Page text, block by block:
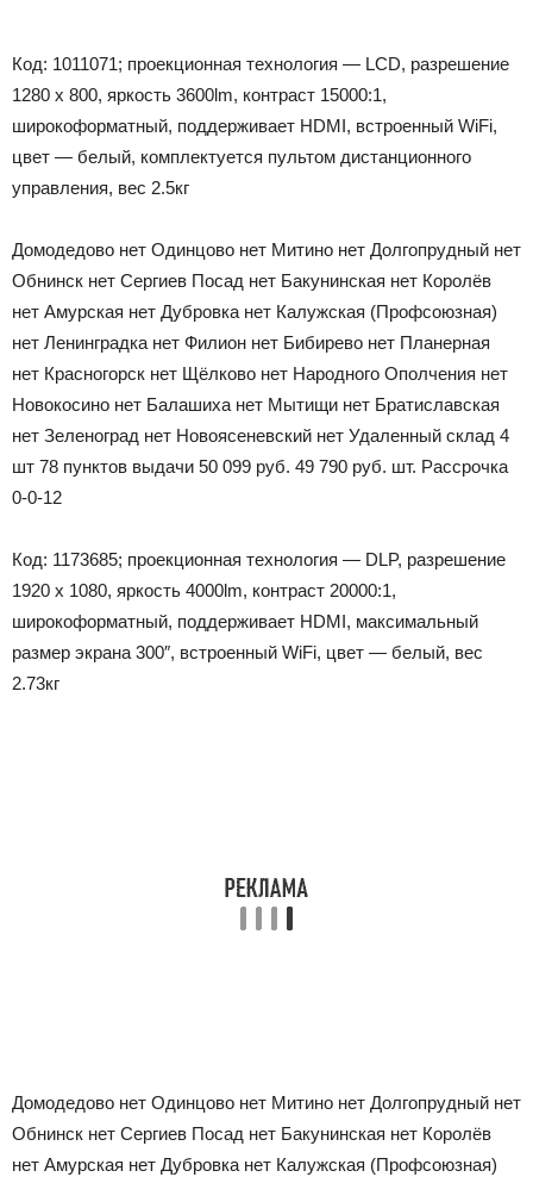
Код: 1011071; проекционная технология — LCD, разрешение
1280 x 800, яркость 3600lm, контраст 15000:1,
широкоформатный, поддерживает HDMI, встроенный WiFi,
цвет — белый, комплектуется пультом дистанционного
управления, вес 2.5кг
Домодедово нет Одинцово нет Митино нет Долгопрудный нет
Обнинск нет Сергиев Посад нет Бакунинская нет Королёв
нет Амурская нет Дубровка нет Калужская (Профсоюзная)
нет Ленинградка нет Филион нет Бибирево нет Планерная
нет Красногорск нет Щёлково нет Народного Ополчения нет
Новокосино нет Балашиха нет Мытищи нет Братиславская
нет Зеленоград нет Новоясеневский нет Удаленный склад 4
шт 78 пунктов выдачи 50 099 руб. 49 790 руб. шт. Рассрочка
0-0-12
Код: 1173685; проекционная технология — DLP, разрешение
1920 x 1080, яркость 4000lm, контраст 20000:1,
широкоформатный, поддерживает HDMI, максимальный
размер экрана 300″, встроенный WiFi, цвет — белый, вес
2.73кг
Домодедово нет Одинцово нет Митино нет Долгопрудный нет
Обнинск нет Сергиев Посад нет Бакунинская нет Королёв
нет Амурская нет Дубровка нет Калужская (Профсоюзная)